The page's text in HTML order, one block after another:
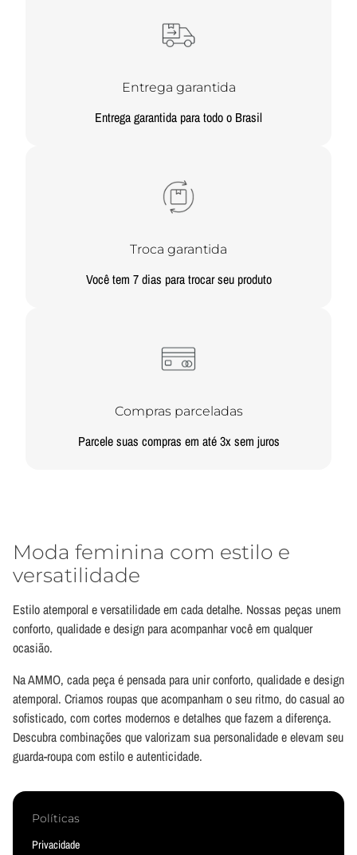
Entrega garantida
Entrega garantida para todo o Brasil
Troca garantida
Você tem 7 dias para trocar seu produto
Compras parceladas
Parcele suas compras em até 3x sem juros
Moda feminina com estilo e
versatilidade
Estilo atemporal e versatilidade em cada detalhe. Nossas peças unem
conforto, qualidade e design para acompanhar você em qualquer
ocasião.
Na AMMO, cada peça é pensada para unir conforto, qualidade e design
atemporal. Criamos roupas que acompanham o seu ritmo, do casual ao
sofisticado, com cortes modernos e detalhes que fazem a diferença.
Descubra combinações que valorizam sua personalidade e elevam seu
guarda-roupa com estilo e autenticidade.
Políticas
Privacidade